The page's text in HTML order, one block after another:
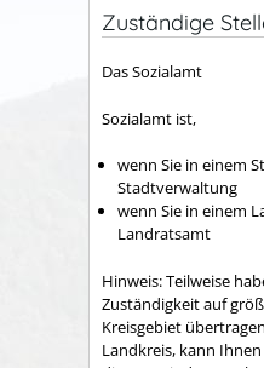
Zuständige
Das Sozialamt
Sozialamt ist,
wenn Sie in einem
Stadtverwaltung
wenn Sie in einem
Landratsamt
Hinweis: Teilweise
Zuständigkeit auf
Kreisgebiet
Landkreis, kann